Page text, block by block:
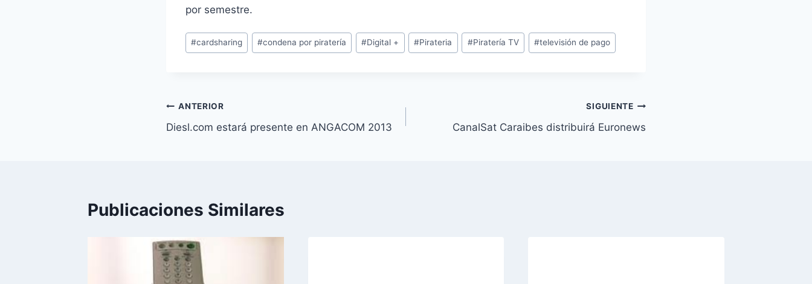
por semestre.
Etiquetas
de
#cardsharing #condena por piratería #Digital + #Pirateria #Piratería TV #televisión de pago
Navegación
de
ANTERIOR
Diesl.com estará presente en ANGACOM 2013
SIGUIENTE
CanalSat Caraibes distribuirá Euronews
Publicaciones Similares